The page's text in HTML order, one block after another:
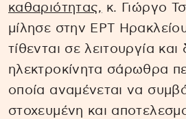
καθαριότητας, κ. Γιώργο
μίλησε στην ΕΡΤ
τίθενται σε λειτουργία και
ηλεκτροκίνητα σάρωθρα
οποία αναμένεται να
στοχευμένη και